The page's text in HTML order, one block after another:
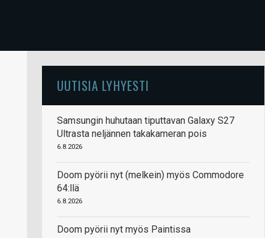
UUTISIA LYHYESTI
Samsungin huhutaan tiputtavan Galaxy S27
Ultrasta neljännen takakameran pois
6.8.2026
Doom pyörii nyt (melkein) myös Commodore
64:llä
6.8.2026
Doom pyörii nyt myös Paintissa